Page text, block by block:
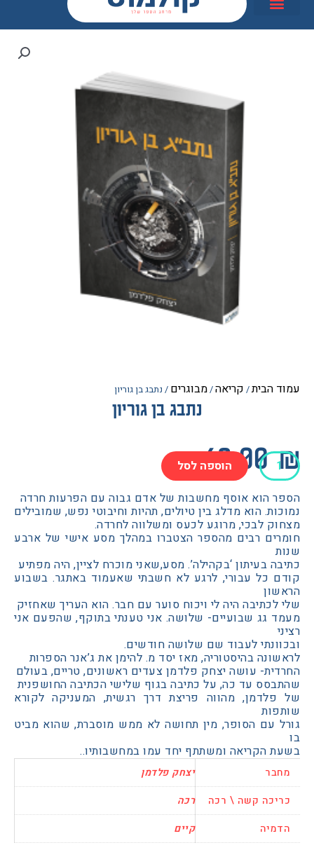
/קריאה/ מבוגרים/ נתבג בן גוריון
נתבג בן גוריון
הוספה לסל
הוא אוסף מחשבות של אדם גבוה עם הפרעות חרדה
הוא מדלג בין טיולים, תהיות וחיבוטי נפש, שמובילים
לבכי, מרוגע לכעס ומשלווה לחרדה.
רבים מהספר הצטברו במהלך מסע אישי של ארבע
בעיתון ‘בקהילה’. מסע,שאני מוכרח לציין, היה מפתיע
כל עבורי, לרגע לא חשבתי שאעמוד באתגר. בשבוע
היה לי ויכוח סוער עם חבר. הוא העריך שאחזיק
גג שבועיים- שלושה. אני טענתי בתוקף, שהפעם אני
לעבוד שם שלושה חודשים.
בהיסטוריה, מאז יסד מ. להימן את ג’אנר הספרות
עושה יצחק פלדמן צעדים ראשונים, טריים, בעולם
עד כה, על כתיבה בגוף שלישי הכתיבה החושפנית
מהווה פריצת דרך רגשית, המעניקה לקורא
עם הסופר, מין תחושה לא ממש מוסברת, שהוא מביט
הקריאה ומשתתף יחד עמו במחשבותיו..
יצחק פלדמן
קשה \ רכה
רכה